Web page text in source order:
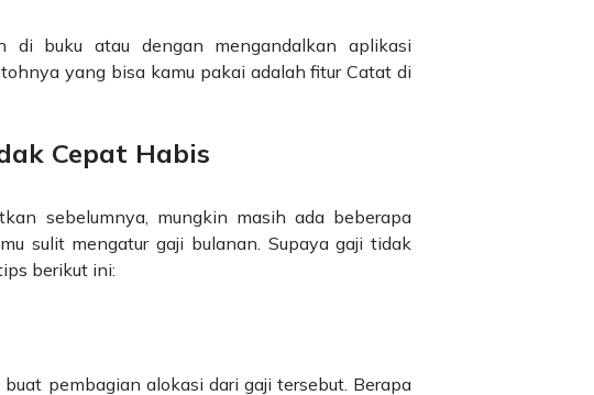
di buku atau dengan mengandalkan aplikasi
yang bisa kamu pakai adalah fitur Catat di
Cepat Habis
sebelumnya, mungkin masih ada beberapa
sulit mengatur gaji bulanan. Supaya gaji tidak
berikut ini:
pembagian alokasi dari gaji tersebut. Berapa